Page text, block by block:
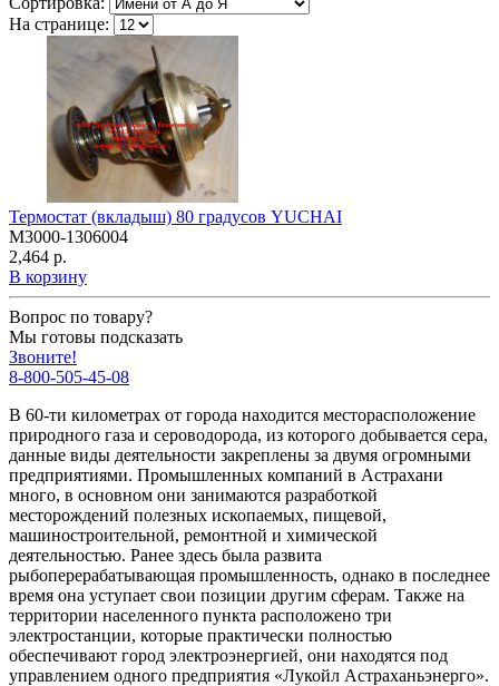
На странице:
Термостат (вкладыш) 80 градусов YUCHAI
M3000-1306004
2,464 р.
В корзину
Вопрос по товару?
Мы готовы подсказать
Звоните!
8-800-505-45-08
В 60-ти километрах от города находится месторасположение
природного газа и сероводорода, из которого добывается сера,
данные виды деятельности закреплены за двумя огромными
предприятиями. Промышленных компаний в Астрахани
много, в основном они занимаются разработкой
месторождений полезных ископаемых, пищевой,
машиностроительной, ремонтной и химической
деятельностью. Ранее здесь была развита
рыбоперерабатывающая промышленность, однако в последнее
время она уступает свои позиции другим сферам. Также на
территории населенного пункта расположено три
электростанции, которые практически полностью
обеспечивают город электроэнергией, они находятся под
управлением одного предприятия «Лукойл Астраханьэнерго».